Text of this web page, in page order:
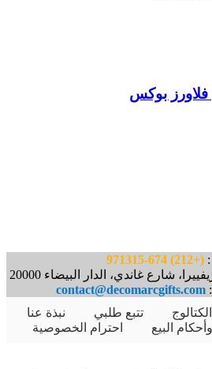
بوكس
(+212) 674-971315
:
contact@decomarcgifts.com
الكتالوج تتبع طلبي
نبذة عنا
البيع احترام الخصوصية